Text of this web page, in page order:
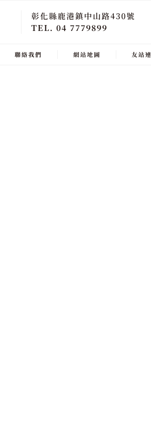
彰化縣鹿港鎮中山路430號
TEL. 04 7779899
聯絡我們 網站地圖 友站